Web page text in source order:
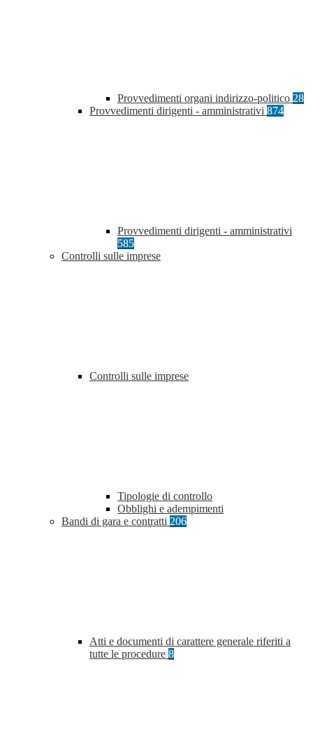
Provvedimenti organi indirizzo-politico 28
Provvedimenti dirigenti - amministrativi 874
Provvedimenti dirigenti - amministrativi
585
Controlli sulle imprese
Controlli sulle imprese
Tipologie di controllo
Obblighi e adempimenti
Bandi di gara e contratti 206
Atti e documenti di carattere generale riferiti a
tutte le procedure 8